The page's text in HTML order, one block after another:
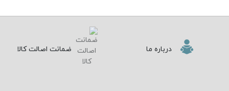
درباره ما ضمانت اصالت کالا